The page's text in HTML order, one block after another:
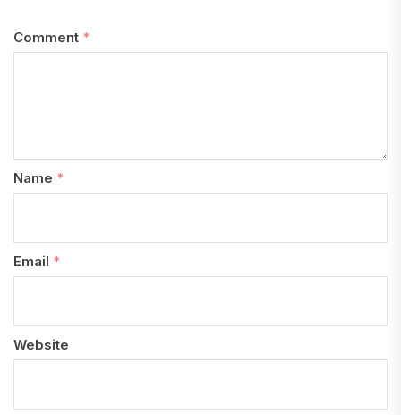
Comment *
Name *
Email *
Website